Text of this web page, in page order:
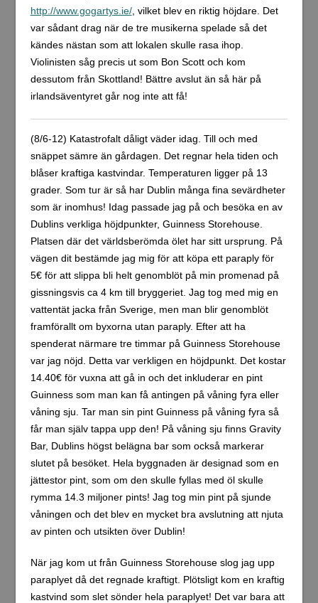
http://www.gogartys.ie/, vilket blev en riktig höjdare. Det
var sådant drag när de tre musikerna spelade så det
kändes nästan som att lokalen skulle rasa ihop.
Violinisten såg precis ut som Bon Scott och kom
dessutom från Skottland! Bättre avslut än så här på
irlandsäventyret går nog inte att få!
(8/6-12) Katastrofalt dåligt väder idag. Till och med
snäppet sämre än gårdagen. Det regnar hela tiden och
blåser kraftiga kastvindar. Temperaturen ligger på 13
grader. Som tur är så har Dublin många fina sevärdheter
som är inomhus! Idag passade jag på och besöka en av
Dublins verkliga höjdpunkter, Guinness Storehouse.
Platsen där det världsberömda ölet har sitt ursprung. På
vägen dit bestämde jag mig för att köpa ett paraply för
5€ för att slippa bli helt genomblöt på min promenad på
gissningsvis ca 4 km till bryggeriet. Jag tog med mig en
vattentät jacka från Sverige, men man blir genomblöt
framförallt om byxorna utan paraply. Efter att ha
spenderat närmare tre timmar på Guinness Storehouse
var jag nöjd. Detta var verkligen en höjdpunkt. Det kostar
14.40€ för vuxna att gå in och det inkluderar en pint
Guinness som man kan få antingen på våning fyra eller
våning sju. Tar man sin pint Guinness på våning fyra så
får man själv tappa upp den! På våning sju finns Gravity
Bar, Dublins högst belägna bar som också markerar
slutet på besöket. Hela byggnaden är designad som en
jättestor pint, som om den skulle fyllas med öl skulle
rymma 14.3 miljoner pints! Jag tog min pint på sjunde
våningen och det blev en mycket bra avslutning att njuta
av pinten och utsikten över Dublin!
När jag kom ut från Guinness Storehouse slog jag upp
paraplyet då det regnade kraftigt. Plötsligt kom en kraftig
kastvind som slet sönder hela paraplyet! Det var bara att